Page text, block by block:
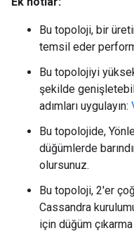
Bu topoloji, bir
temsil eder
Bu topolojiyi
şekilde
adımları uygulayın:
Bu topolojide,
düğümlerde
olursunuz.
Bu topoloji, 2'er
Cassandra
için düğüm çıkarma